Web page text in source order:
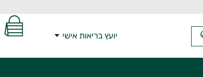
יועץ בריאות אישי